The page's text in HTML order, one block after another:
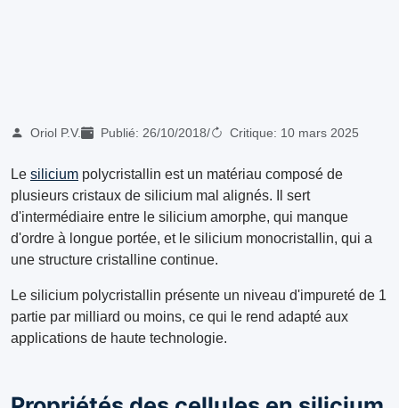
Oriol P.V. Publié: 26/10/2018/ Critique: 10 mars 2025
Le silicium polycristallin est un matériau composé de
plusieurs cristaux de silicium mal alignés. Il sert
d'intermédiaire entre le silicium amorphe, qui manque
d'ordre à longue portée, et le silicium monocristallin, qui a
une structure cristalline continue.
Le silicium polycristallin présente un niveau d'impureté de 1
partie par milliard ou moins, ce qui le rend adapté aux
applications de haute technologie.